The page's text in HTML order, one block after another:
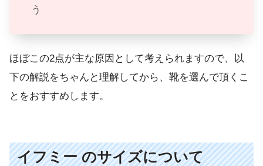
う
ほぼこの2点が主な原因として考えられますので、以
下の解説をちゃんと理解してから、靴を選んで頂くこ
とをおすすめします。
イフミー のサイズについて